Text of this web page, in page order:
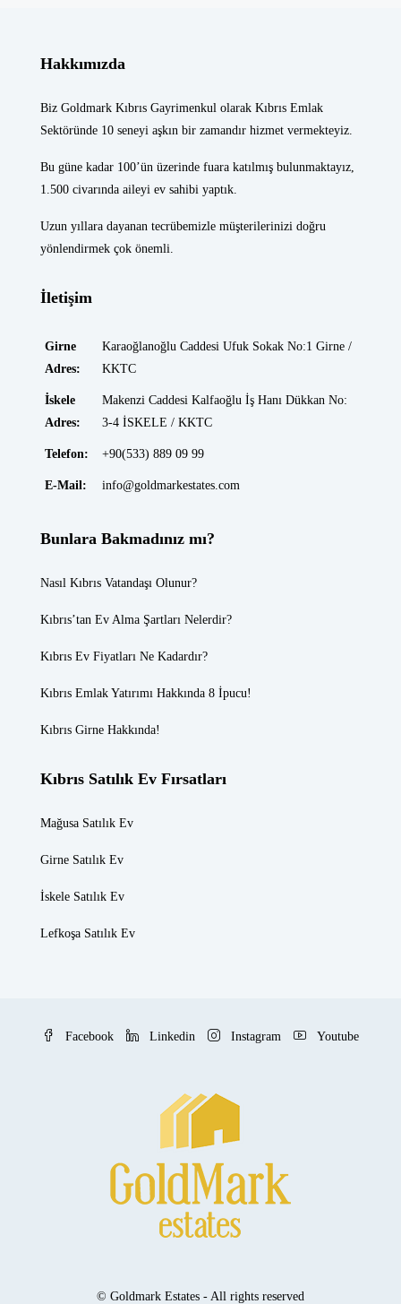
Hakkımızda
Biz Goldmark Kıbrıs Gayrimenkul olarak Kıbrıs Emlak
Sektöründe 10 seneyi aşkın bir zamandır hizmet vermekteyiz.
Bu güne kadar 100’ün üzerinde fuara katılmış bulunmaktayız,
1.500 civarında aileyi ev sahibi yaptık.
Uzun yıllara dayanan tecrübemizle müşterilerinizi doğru
yönlendirmek çok önemli.
İletişim
Girne
Adres:
Karaoğlanoğlu Caddesi Ufuk Sokak No:1 Girne /
KKTC
İskele
Adres:
Makenzi Caddesi Kalfaoğlu İş Hanı Dükkan No:
3-4 İSKELE / KKTC
Telefon: +90(533) 889 09 99
E-Mail: info@goldmarkestates.com
Bunlara Bakmadınız mı?
Nasıl Kıbrıs Vatandaşı Olunur?
Kıbrıs’tan Ev Alma Şartları Nelerdir?
Kıbrıs Ev Fiyatları Ne Kadardır?
Kıbrıs Emlak Yatırımı Hakkında 8 İpucu!
Kıbrıs Girne Hakkında!
Kıbrıs Satılık Ev Fırsatları
Mağusa Satılık Ev
Girne Satılık Ev
İskele Satılık Ev
Lefkoşa Satılık Ev
Facebook Linkedin Instagram Youtube
© Goldmark Estates - All rights reserved